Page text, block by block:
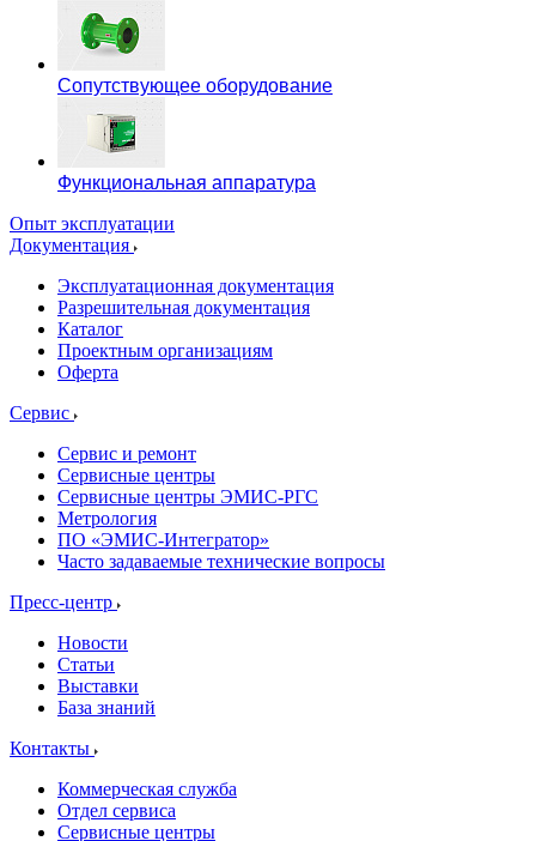
Сопутствующее оборудование
Функциональная аппаратура
Опыт эксплуатации
Документация
Эксплуатационная документация
Разрешительная документация
Каталог
Проектным организациям
Оферта
Сервис
Сервис и ремонт
Сервисные центры
Сервисные центры ЭМИС-РГС
Метрология
ПО «ЭМИС-Интегратор»
Часто задаваемые технические вопросы
Пресс-центр
Новости
Статьи
Выставки
База знаний
Контакты
Коммерческая служба
Отдел сервиса
Сервисные центры